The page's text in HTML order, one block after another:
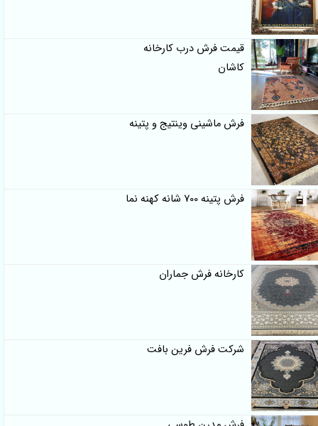
قیمت فرش درب کارخانه
کاشان
فرش ماشینی وینتیج و پتینه
فرش پتینه 700 شانه کهنه نما
کارخانه فرش جماران
شرکت فرش فرین بافت